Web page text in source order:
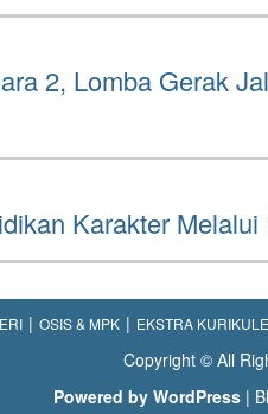
2, Lomba Gerak
Karakter Melalui
OSIS & MPK EKSTRA
Copyright © All
Powered by WordPress |